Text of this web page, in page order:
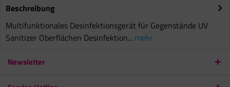
Beschreibung
Multifunktionales Desinfektionsgerät für Gegenstände UV
Sanitizer Oberflächen Desinfektion... mehr
Newsletter